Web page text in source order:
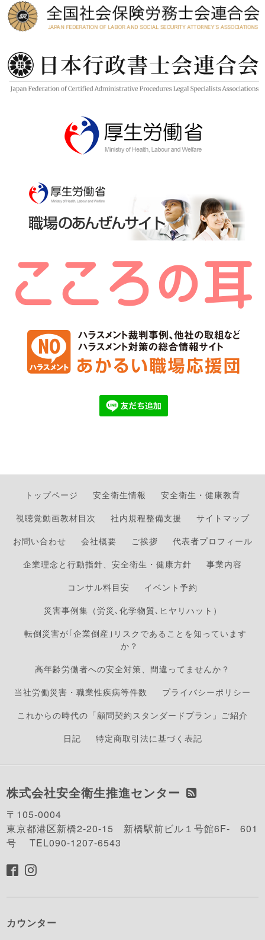
トップページ 安全衛生情報
安全衛生・健康教育
視聴覚動画教材目次
社内規程整備支援
サイトマップ
お問い合わせ
会社概要 ご挨拶
代表者プロフィール
企業理念と行動指針、安全衛生・健康方針
事業内容
コンサル料目安
イベント予約
災害事例集（労災､化学物質､ヒヤリハット）
転倒災害が｢企業倒産｣リスクであることを知っています
か？
高年齢労働者への安全対策、間違ってませんか？
当社労働災害・職業性疾病等件数
プライバシーポリシー
これからの時代の「顧問契約スタンダードプラン」ご紹介
日記
特定商取引法に基づく表記
株式会社安全衛生推進センター
〒105-0004
東京都港区新橋2-20-15 新橋駅前ビル１号館6F- 601
号 TEL090-1207-6543
カウンター